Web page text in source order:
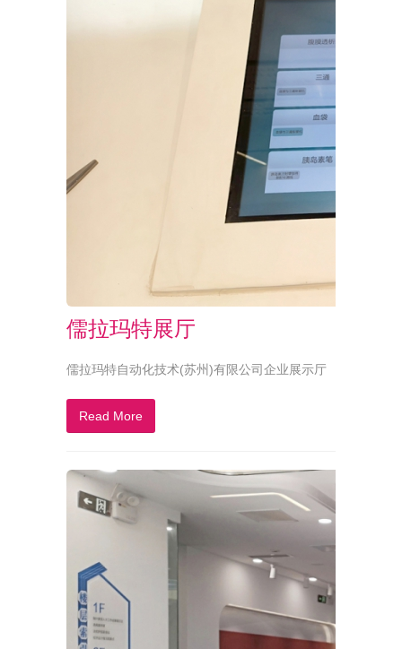
儒拉玛特展厅
儒拉玛特自动化技术(苏州)有限公司企业展示厅
Read More